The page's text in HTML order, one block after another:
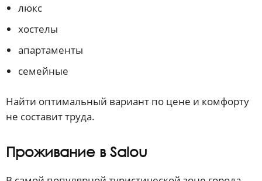
люкс
хостелы
апартаменты
семейные
Найти оптимальный вариант по цене и комфорту
не составит труда.
Проживание в Salou